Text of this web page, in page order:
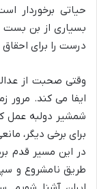
حیاتی برخوردار
بسیاری از بن بست
درست را برای
وقتی صحبت از
ایفا می کند. مرور
شمشیر دولبه عمل
برای برخی دیگر،
در این مسیر قدم
طریق نامشروع و